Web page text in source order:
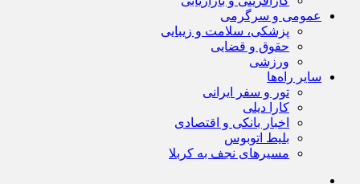
عمومی و سرگرمی
پزشکی، سلامت و زیبایی
حقوق و قضایی
ورزشی
سایر راه‌ها
تور و سفر ایرانی
کارا دیلی
اخبار بانکی و اقتصادی
بلیط اتوبوس
مسیرهای نجف به کربلا